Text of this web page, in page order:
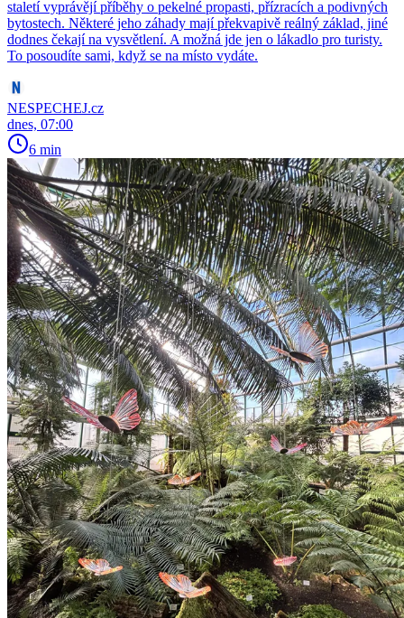
staletí vyprávějí příběhy o pekelné propasti, přízracích a podivných
bytostech. Některé jeho záhady mají překvapivě reálný základ, jiné
dodnes čekají na vysvětlení. A možná jde jen o lákadlo pro turisty.
To posoudíte sami, když se na místo vydáte.
NESPECHEJ.cz
dnes, 07:00
6 min